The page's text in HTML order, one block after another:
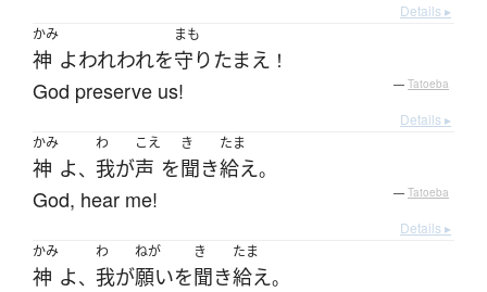
Details ▸
かみ
神 よわれわれを
まも
守りたまえ ！
God preserve us! — Tatoeba
Details ▸
かみ
神 よ、
わ
我が
こえ
声 を
き
聞き
たま
給え。
God, hear me! — Tatoeba
Details ▸
かみ
神 よ、
わ
我が
ねが
願いを
き
聞き
たま
給え。